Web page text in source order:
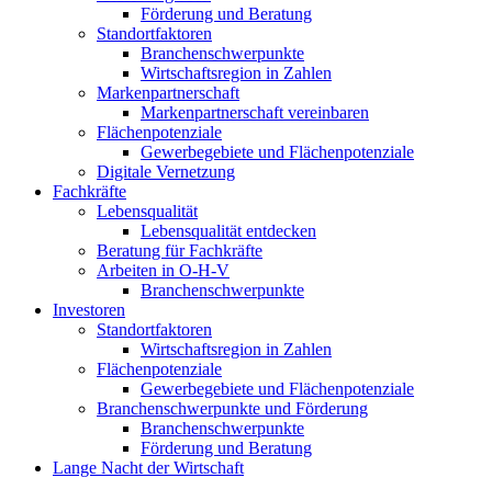
Förderung und Beratung
Standortfaktoren
Branchenschwerpunkte
Wirtschaftsregion in Zahlen
Markenpartnerschaft
Markenpartnerschaft vereinbaren
Flächenpotenziale
Gewerbegebiete und Flächenpotenziale
Digitale Vernetzung
Fachkräfte
Lebensqualität
Lebensqualität entdecken
Beratung für Fachkräfte
Arbeiten in O-H-V
Branchenschwerpunkte
Investoren
Standortfaktoren
Wirtschaftsregion in Zahlen
Flächenpotenziale
Gewerbegebiete und Flächenpotenziale
Branchenschwerpunkte und Förderung
Branchenschwerpunkte
Förderung und Beratung
Lange Nacht der Wirtschaft